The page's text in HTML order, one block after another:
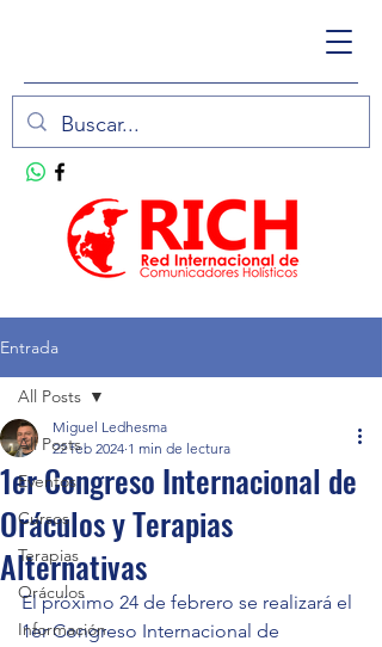
Entrada
All Posts
Eventos
Cursos
Terapias
Oráculos
Información
All Posts
1er Congreso Internacional de
Oráculos y Terapias
Alternativas
Miguel Ledhesma
22 feb 2024 1 min de lectura
El próximo 24 de febrero se realizará el
1er Congreso Internacional de